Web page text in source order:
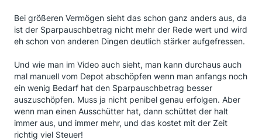
Bei größeren Vermögen sieht das schon ganz anders aus, da
ist der Sparpauschbetrag nicht mehr der Rede wert und wird
eh schon von anderen Dingen deutlich stärker aufgefressen.
Und wie man im Video auch sieht, man kann durchaus auch
mal manuell vom Depot abschöpfen wenn man anfangs noch
ein wenig Bedarf hat den Sparpauschbetrag besser
auszuschöpfen. Muss ja nicht penibel genau erfolgen. Aber
wenn man einen Ausschütter hat, dann schüttet der halt
immer aus, und immer mehr, und das kostet mit der Zeit
richtig viel Steuer!